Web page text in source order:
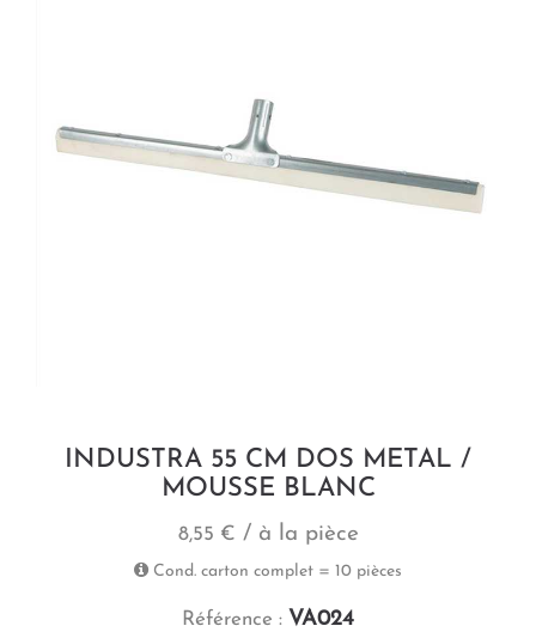
INDUSTRA 55 CM DOS METAL /
MOUSSE BLANC
8,55 € / à la pièce
Cond. carton complet = 10 pièces
Référence : VA024